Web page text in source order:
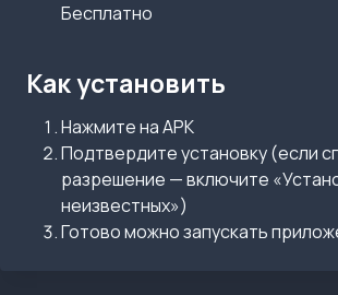
Бесплатно
Как установить
Нажмите на APK
Подтвердите установку (если
разрешение — включите
неизвестных»)
Готово можно запускать